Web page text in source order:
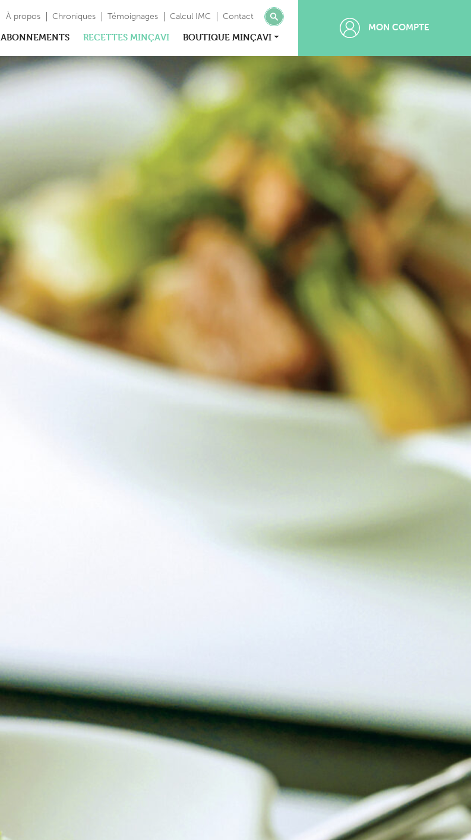
À propos Chroniques Témoignages Calcul IMC Contact
ABONNEMENTS RECETTES MINÇAVI BOUTIQUE MINÇAVI
MON COMPTE